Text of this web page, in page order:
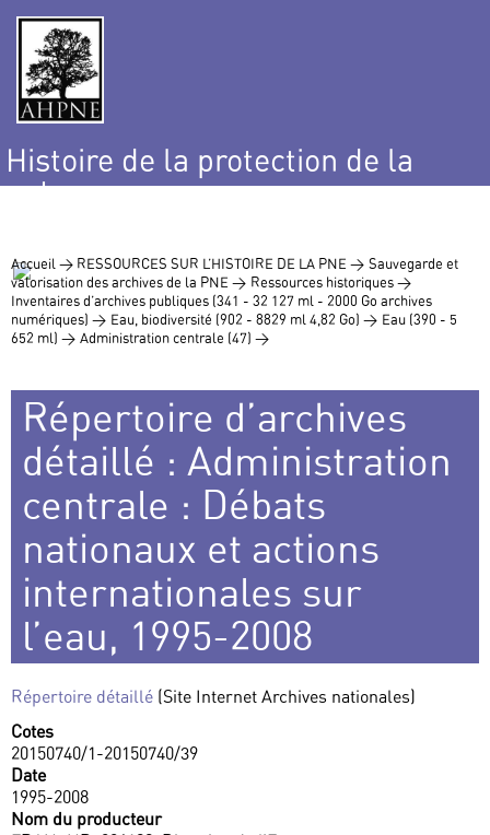
Histoire de la protection de la
nature
Accueil > RESSOURCES SUR L’HISTOIRE DE LA PNE > Sauvegarde et
valorisation des archives de la PNE > Ressources historiques >
Inventaires d’archives publiques (341 - 32 127 ml - 2000 Go archives
numériques) > Eau, biodiversité (902 - 8829 ml 4,82 Go) > Eau (390 - 5
652 ml) > Administration centrale (47) >
Répertoire d’archives
détaillé : Administration
centrale : Débats
nationaux et actions
internationales sur
l’eau, 1995-2008
Répertoire détaillé (Site Internet Archives nationales)
Cotes
20150740/1-20150740/39
Date
1995-2008
Nom du producteur